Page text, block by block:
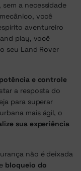
a necessidade
você
aventureiro
play, você
seu Land Rover
potência e controle
a resposta do
para superar
mais ágil, o
sua experiência
não é deixada
bloqueio do